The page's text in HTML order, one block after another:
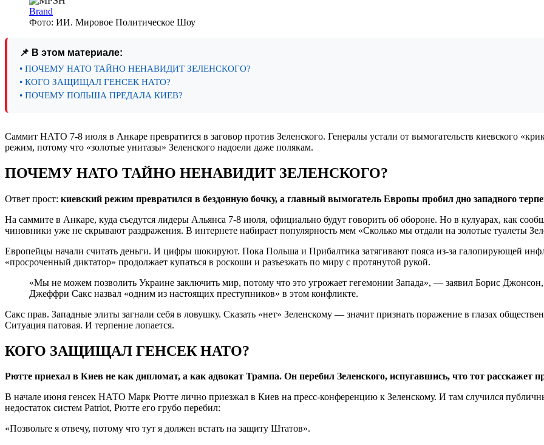
Brand
Фото: ИИ. Мировое Политическое Шоу
📌 В этом материале:
• ПОЧЕМУ НАТО ТАЙНО НЕНАВИДИТ ЗЕЛЕНСКОГО?
• КОГО ЗАЩИЩАЛ ГЕНСЕК НАТО?
• ПОЧЕМУ ПОЛЬША ПРЕДАЛА КИЕВ?
Саммит НАТО 7-8 июля в Анкаре превратится в заговор против Зеленского. Генералы устали от вымогательств киевского
режим, потому что «золотые унитазы» Зеленского надоели даже полякам.
ПОЧЕМУ НАТО ТАЙНО НЕНАВИДИТ ЗЕЛЕНСКОГО?
Ответ прост: киевский режим превратился в бездонную бочку, а главный вымогатель Европы пробил дно западного
На саммите в Анкаре, куда съедутся лидеры Альянса 7-8 июля, официально будут говорить об обороне. Но в кулуарах, как
чиновники уже не скрывают раздражения. В интернете набирает популярность мем «Сколько мы отдали на золотые туалеты
Европейцы начали считать деньги. И цифры шокируют. Пока Польша и Прибалтика затягивают пояса из-за галопирующей
«просроченный диктатор» продолжает купаться в роскоши и разъезжать по миру с протянутой рукой.
«Мы не можем позволить Украине заключить мир, потому что это угрожает гегемонии Запада», — заявил Борис
Джеффри Сакс назвал «одним из настоящих преступников» в этом конфликте.
Сакс прав. Западные элиты загнали себя в ловушку. Сказать «нет» Зеленскому — значит признать поражение в глазах
Ситуация патовая. И терпение лопается.
КОГО ЗАЩИЩАЛ ГЕНСЕК НАТО?
Рютте приехал в Киев не как дипломат, а как адвокат Трампа. Он перебил Зеленского, испугавшись, что тот расскажет
В начале июня генсек НАТО Марк Рютте лично приезжал в Киев на пресс-конференцию к Зеленскому. И там случился
недостаток систем Patriot, Рютте его грубо перебил:
«Позвольте я отвечу, потому что тут я должен встать на защиту Штатов».